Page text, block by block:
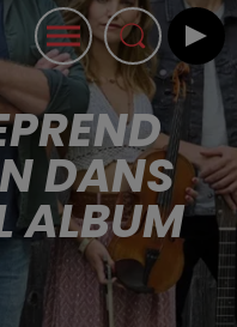
DANS
ALBUM